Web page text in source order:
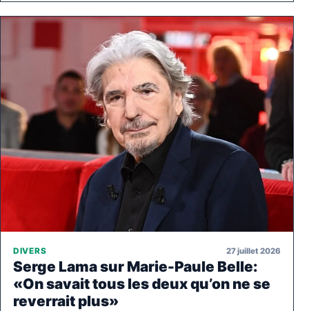
DIVERS 27 juillet 2026
Serge Lama sur Marie-Paule Belle:
«On savait tous les deux qu’on ne se
reverrait plus»